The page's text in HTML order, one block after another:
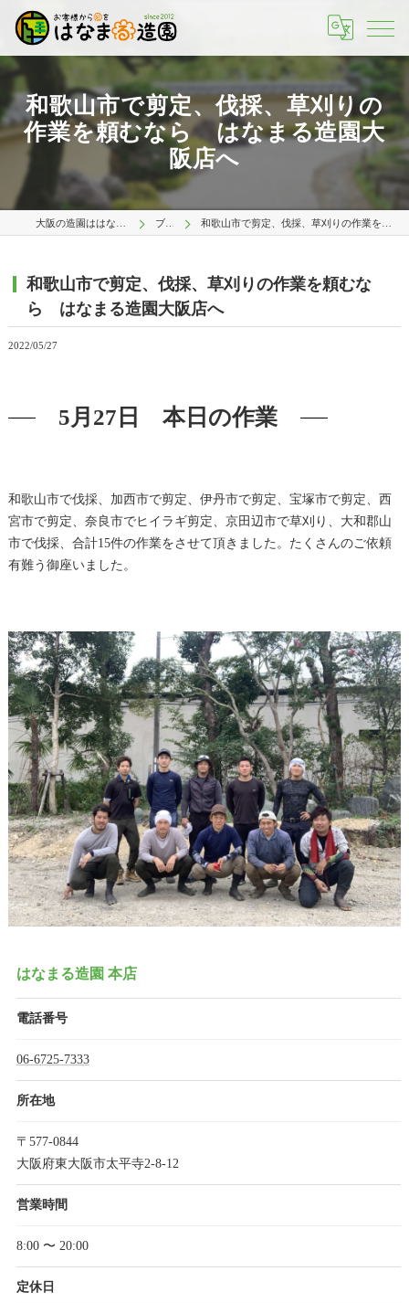
和歌山市で剪定、伐採、草刈りの
作業を頼むなら はなまる造園大
阪店へ
ブログ 和歌山市で剪定、伐採、草刈りの作業を頼むなら はなまる造園大阪店へ
和歌山市で剪定、伐採、草刈りの作業を頼むな
ら はなまる造園大阪店へ
2022/05/27
5月27日 本日の作業
和歌山市で伐採、加西市で剪定、伊丹市で剪定、宝塚市で剪定、西
宮市で剪定、奈良市でヒイラギ剪定、京田辺市で草刈り、大和郡山
市で伐採、合計15件の作業をさせて頂きました。たくさんのご依頼
有難う御座いました。
はなまる造園 本店
電話番号
06-6725-7333
所在地
〒577-0844
大阪府東大阪市太平寺2-8-12
営業時間
8:00 〜 20:00
定休日